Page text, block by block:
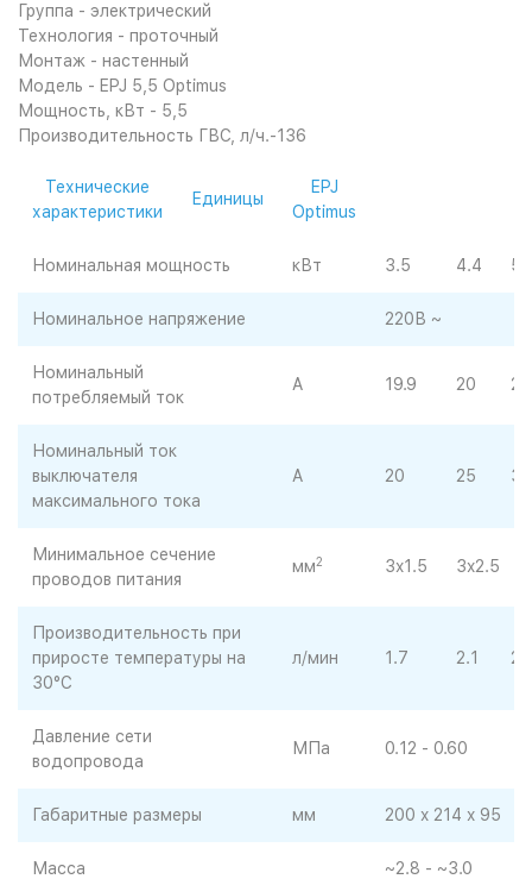
Группа - электрический
Технология - проточный
Монтаж - настенный
Модель - EPJ 5,5 Optimus
Мощность, кВт - 5,5
Производительность ГВС, л/ч.-136
Технические
характеристики
Единицы
EPJ
Optimus
Номинальная мощность кВт 3.5 4.4
Номинальное напряжение 220В ~
Номинальный
потребляемый ток
A 19.9 20 25
Номинальный ток
выключателя
максимального тока
A 20 25 32
Минимальное сечение
проводов питания
мм2 3x1.5 3x2.5
Производительность при
приросте температуры на
30°С
л/мин 1.7 2.1
Давление сети
водопровода
МПа 0.12 - 0.60
Габаритные размеры мм 200 x 214 x 95
Масса ~2.8 - ~3.0